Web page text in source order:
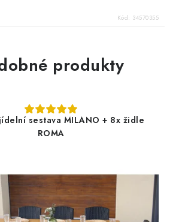
Kód: 34570355
produkty
sestava MILANO + 8x židle
ROMA